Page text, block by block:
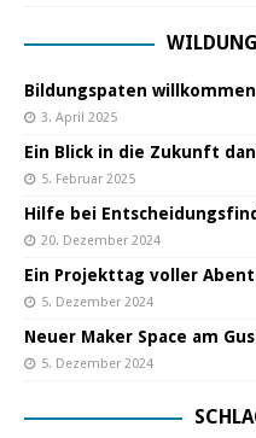
Bildungspaten
3. April 2025
Ein Blick in die Zukunft
5. Februar 2025
Hilfe bei
20. Dezember 2024
Ein Projekttag voller
5. Dezember 2024
Neuer Maker Space am
5. Dezember 2024